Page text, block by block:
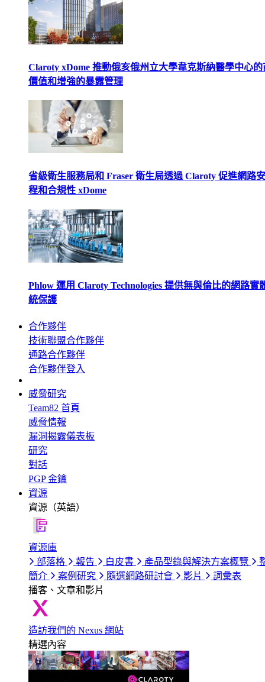
Claroty xDome 推動俄亥俄州立大學韋克斯納醫學中心的
價值和增強的暴露管理
省級衛生服務局和 Fraser 衛生局透過 Claroty 促進網路
程和合規性 xDome
Phlow 運用 Claroty Technologies 提供無與倫比的網路實
統保護
合作夥伴
技術聯盟合作夥伴
通路合作夥伴
合作夥伴登入
威脅研究
Team82 首頁
威脅情報
漏洞揭露儀表板
研究
對話
PGP 金鑰
資源
資源（英語）
資源庫
部落格
報告 白皮書 產品型錄與解決方案概覽
簡介
案例研究 隨選網路研討會 影片
詞彙表
播客、文章和影片
造訪我們的 Nexus 網站
精選內容